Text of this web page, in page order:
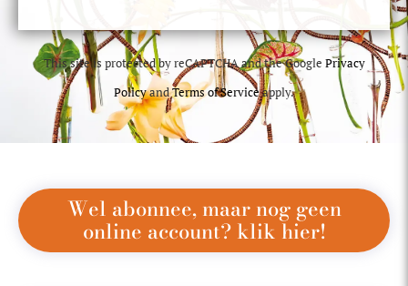
This site is protected by reCAPTCHA and the Google Privacy
PolicyandTerms of Serviceapply.
Wel abonnee, maar nog geen
online account? klik hier!